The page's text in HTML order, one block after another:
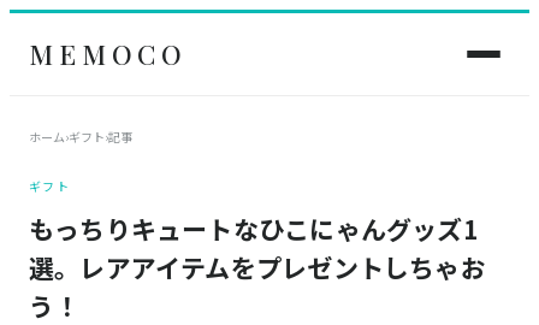
MEMOCO
ホーム›ギフト›記事
ギフト
もっちりキュートなひこにゃんグッズ1
選。レアアイテムをプレゼントしちゃお
う！